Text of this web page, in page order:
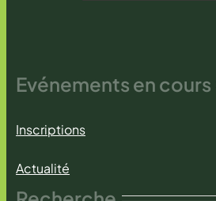
Evénements en cours
Inscriptions
Actualité